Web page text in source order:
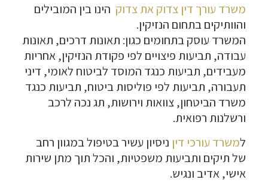
משרד עורך דין צדוק את צדוק הינו בין המובילים
והוותיקים בתחום הנזיקין.
המשרד עוסק בתחומים כגון: תאונות דרכים, תאונות
עבודה, תביעות פיצויים לפי פקודת הנזיקין, אחריות
מעבידים, תביעות כנגד המוסד לביטוח לאומי, דיני
תעבורה, תביעות לפי פוליסות ביטוח, תביעות כנגד
משרד הביטחון, צוואות וירושות, תג נכה לרכב
ורשלנות רפואית.
למשרד עורכי דין ניסיון עשיר בטיפול במגוון רחב
של תיקים ותביעות משפטיות, והכל תוך מתן שירות
אישי, אדיב ונגיש.